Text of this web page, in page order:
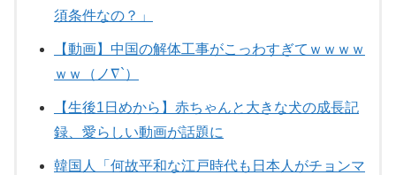
須条件なの？」
【動画】中国の解体工事がこっわすぎてｗｗｗｗ
ｗｗ（ノ∇`）
【生後1日めから】赤ちゃんと大きな犬の成長記
録、愛らしい動画が話題に
韓国人「何故平和な江戸時代も日本人がチョンマ